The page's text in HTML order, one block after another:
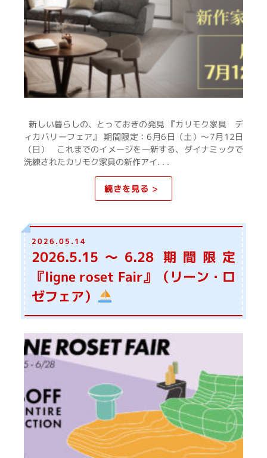
新しい暮らしの、とっておきの発見 『カリモク家具 デ
ィカバリーフェア』 期間限定：6月6日（土）～7月12日
（日） これまでのイメージを一新する、ダイナミックで
洗練されたカリモク家具の新作アイ. . .
続きを見る >
2026.05.14
2026.5.15～6.28 期間限定
『ligne roset Fair』（リーン・ロ
ゼフェア）